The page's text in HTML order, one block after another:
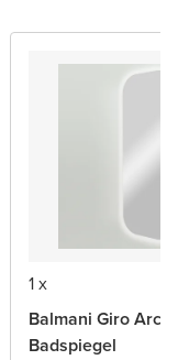
1 x
Balmani Giro
Badspiegel